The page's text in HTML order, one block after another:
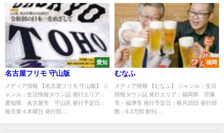
愛知
名古屋フリモ 守山版
メディア情報 【名古屋フリモ 守山版】 ジ
ャンル：生活情報タウン誌 発行エリア：
愛知県 名古屋市 守山区 発行予定日：
毎月第４木曜日 発行部...
福岡
むなふ
メディア情報 【むなふ】 ジャンル：生活
情報タウン誌 発行エリア：福岡県 宗像
市・福津市 発行予定日：毎月20日 発行部
数：6.3万部 創刊...